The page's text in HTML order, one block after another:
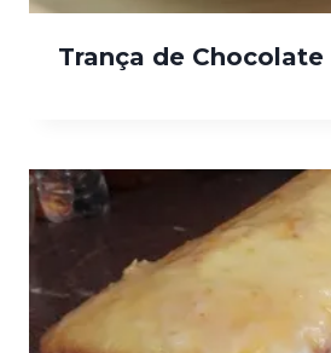
Trança de Chocolate